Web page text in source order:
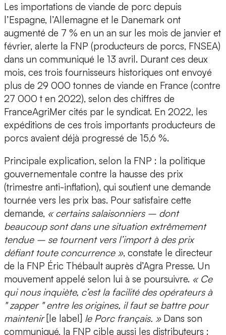
Les importations de viande de porc depuis
l’Espagne, l’Allemagne et le Danemark ont
augmenté de 7 % en un an sur les mois de janvier et
février, alerte la FNP (producteurs de porcs, FNSEA)
dans un communiqué le 13 avril. Durant ces deux
mois, ces trois fournisseurs historiques ont envoyé
plus de 29 000 tonnes de viande en France (contre
27 000 t en 2022), selon des chiffres de
FranceAgriMer cités par le syndicat. En 2022, les
expéditions de ces trois importants producteurs de
porcs avaient déjà progressé de 15,6 %.
Principale explication, selon la FNP : la politique
gouvernementale contre la hausse des prix
(trimestre anti-inflation), qui soutient une demande
tournée vers les prix bas. Pour satisfaire cette
demande, « certains salaisonniers – dont
beaucoup sont dans une situation extrêmement
tendue – se tournent vers l’import à des prix
défiant toute concurrence », constate le directeur
de la FNP Éric Thébault auprès d’Agra Presse. Un
mouvement appelé selon lui à se poursuivre. « Ce
qui nous inquiète, c’est la facilité des opérateurs à
" zapper " entre les origines, il faut se battre pour
maintenir [le label] le Porc français. »Dans son
communiqué, la FNP cible aussi les distributeurs :